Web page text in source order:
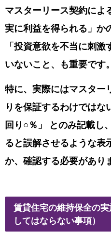
マスターリース契約によ
実に利益を得られる」か
「投資意欲を不当に刺
いないこと、も重要です。
特に、実際にはマスター
りを保証するわけではな
回り○％」 とのみ記載し
ると誤解させるような表
か、確認する必要があり
賃貸住宅の維持保全の
してはならない事項）